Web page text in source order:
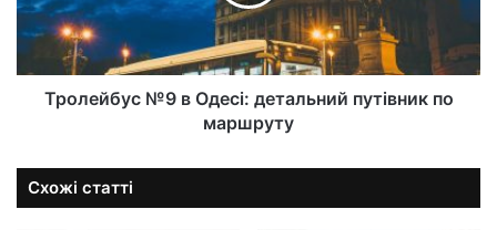
Тролейбус №9 в Одесі: детальний путівник по
маршруту
Схожі статті